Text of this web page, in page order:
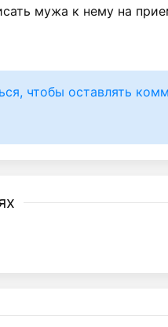
мужа к нему на
чтобы оставлять